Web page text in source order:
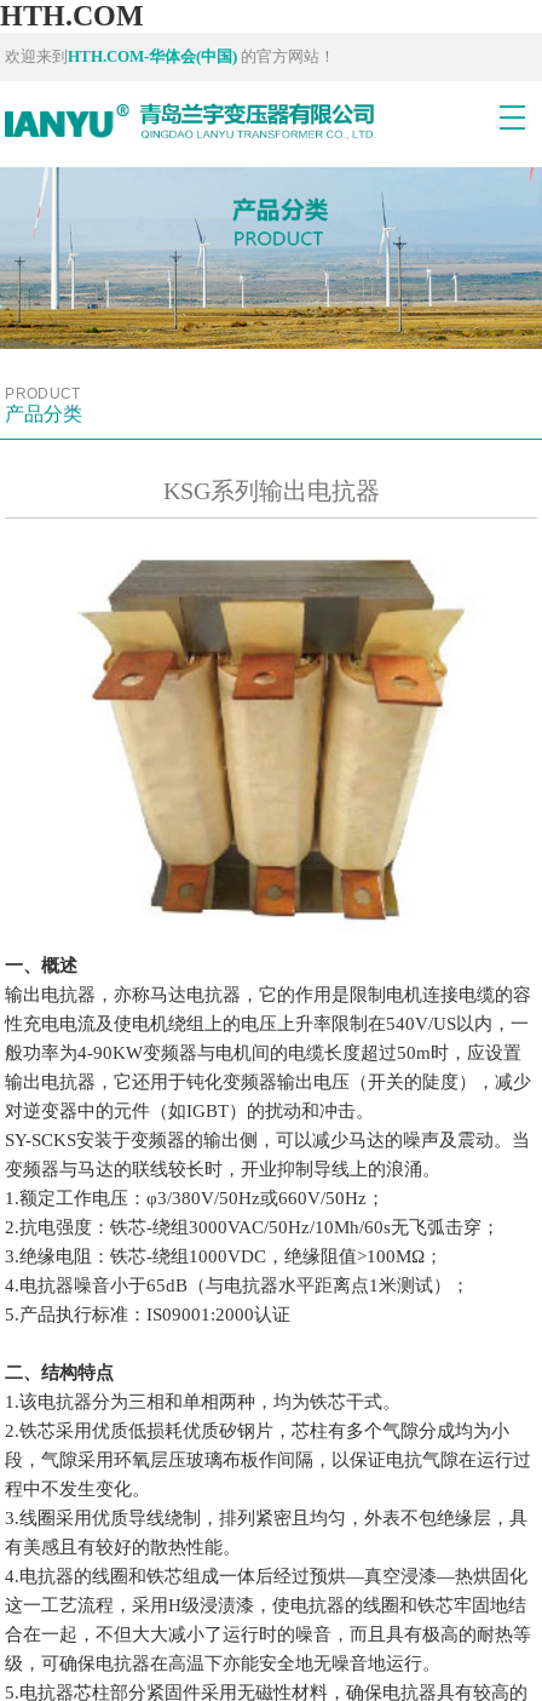
HTH.COM
欢迎来到HTH.COM-华体会(中国) 的官方网站！
PRODUCT
产品分类
KSG系列输出电抗器
一、概述
输出电抗器，亦称马达电抗器，它的作用是限制电机连接电缆的容
性充电电流及使电机绕组上的电压上升率限制在540V/US以内，一
般功率为4-90KW变频器与电机间的电缆长度超过50m时，应设置
输出电抗器，它还用于钝化变频器输出电压（开关的陡度），减少
对逆变器中的元件（如IGBT）的扰动和冲击。
SY-SCKS安装于变频器的输出侧，可以减少马达的噪声及震动。当
变频器与马达的联线较长时，开业抑制导线上的浪涌。
1.额定工作电压：φ3/380V/50Hz或660V/50Hz；
2.抗电强度：铁芯-绕组3000VAC/50Hz/10Mh/60s无飞弧击穿；
3.绝缘电阻：铁芯-绕组1000VDC，绝缘阻值>100MΩ；
4.电抗器噪音小于65dB（与电抗器水平距离点1米测试）；
5.产品执行标准：IS09001:2000认证
二、结构特点
1.该电抗器分为三相和单相两种，均为铁芯干式。
2.铁芯采用优质低损耗优质矽钢片，芯柱有多个气隙分成均为小
段，气隙采用环氧层压玻璃布板作间隔，以保证电抗气隙在运行过
程中不发生变化。
3.线圈采用优质导线绕制，排列紧密且均匀，外表不包绝缘层，具
有美感且有较好的散热性能。
4.电抗器的线圈和铁芯组成一体后经过预烘—真空浸漆—热烘固化
这一工艺流程，采用H级浸渍漆，使电抗器的线圈和铁芯牢固地结
合在一起，不但大大减小了运行时的噪音，而且具有极高的耐热等
级，可确保电抗器在高温下亦能安全地无噪音地运行。
5.电抗器芯柱部分紧固件采用无磁性材料，确保电抗器具有较高的